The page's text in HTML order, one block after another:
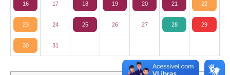
16 17 18 19 20 21 22
23 24 25 26 27 28 29
30 31